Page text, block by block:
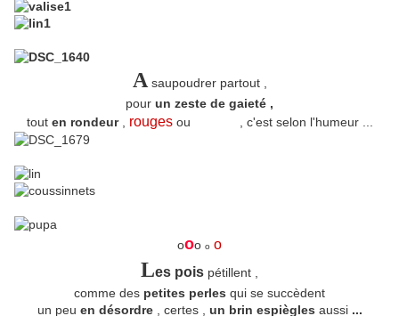
A saupoudrer partout ,
pour un zeste de gaieté ,
tout en rondeur, rougesou , c'est selon l'humeur ...
ooo o o
Les pois pétillent ,
comme des petites perles qui se succèdent
un peu en désordre, certes , un brin espiègles aussi...